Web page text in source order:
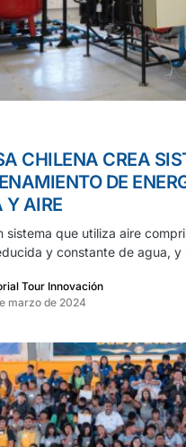
CHILENA CREA
DE
Y AIRE
sistema que utiliza aire
y constante de agua,
Tour Innovación
marzo de 2024